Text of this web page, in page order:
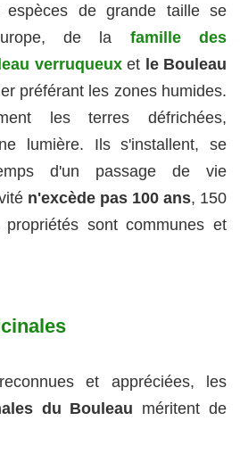
espèces de grande taille se
de la famille des
verruqueuxet le Bouleau
préférant les zones humides.
les terres défrichées,
lumière. Ils s'installent, se
d'un passage de vie
n'excède pas 100 ans, 150
sont communes et
et appréciées, les
du Bouleau méritent de